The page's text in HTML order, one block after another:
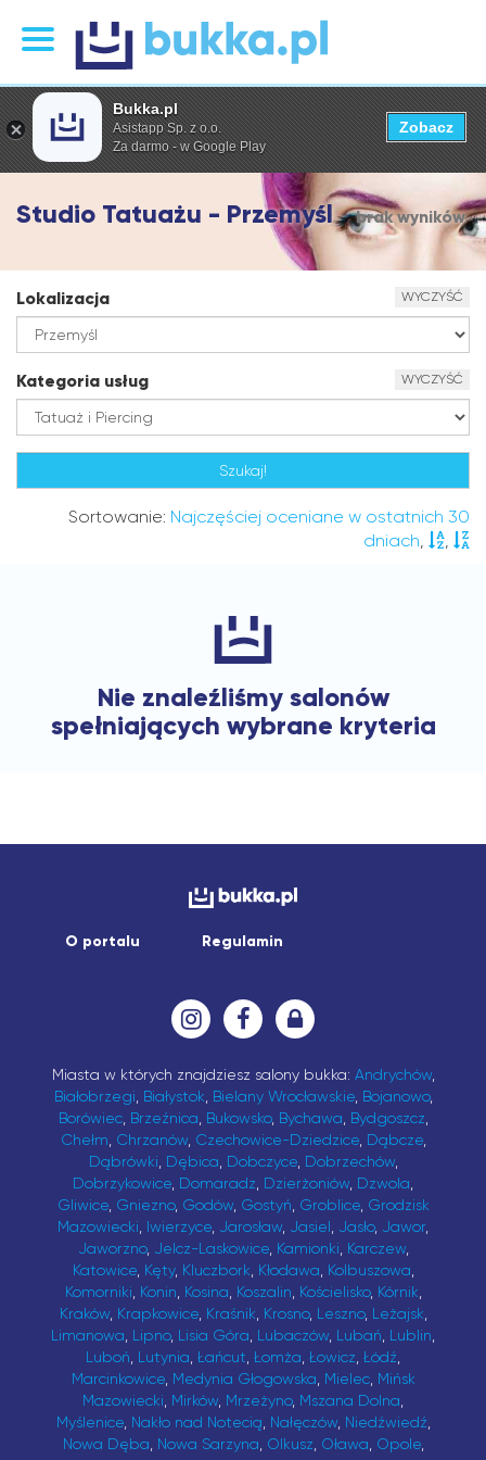
Studio Tatuażu - Przemyśl brak wyników
Lokalizacja WYCZYŚĆ
Kategoria usług WYCZYŚĆ
Sortowanie: Najczęściej oceniane w ostatnich 30
dniach, ,
Nie znaleźliśmy salonów
spełniających wybrane kryteria
O portalu Regulamin
Miasta w których znajdziesz salony bukka: Andrychów,
Białobrzegi, Białystok, Bielany Wrocławskie, Bojanowo,
Borówiec, Brzeźnica, Bukowsko, Bychawa, Bydgoszcz,
Chełm, Chrzanów, Czechowice-Dziedzice, Dąbcze,
Dąbrówki, Dębica, Dobczyce, Dobrzechów,
Dobrzykowice, Domaradz, Dzierżoniów, Dzwola,
Gliwice, Gniezno, Godów, Gostyń, Groblice, Grodzisk
Mazowiecki, Iwierzyce, Jarosław, Jasiel, Jasło, Jawor,
Jaworzno, Jelcz-Laskowice, Kamionki, Karczew,
Katowice, Kęty, Kluczbork, Kłodawa, Kolbuszowa,
Komorniki, Konin, Kosina, Koszalin, Kościelisko, Kórnik,
Kraków, Krapkowice, Kraśnik, Krosno, Leszno, Leżajsk,
Limanowa, Lipno, Lisia Góra, Lubaczów, Lubań, Lublin,
Luboń, Lutynia, Łańcut, Łomża, Łowicz, Łódź,
Marcinkowice, Medynia Głogowska, Mielec, Mińsk
Mazowiecki, Mirków, Mrzeżyno, Mszana Dolna,
Myślenice, Nakło nad Notecią, Nałęczów, Niedźwiedź,
Nowa Dęba, Nowa Sarzyna, Olkusz, Oława, Opole,
Bukka.pl
Asistapp Sp. z o.o.
Za darmo - w Google Play
Zobacz